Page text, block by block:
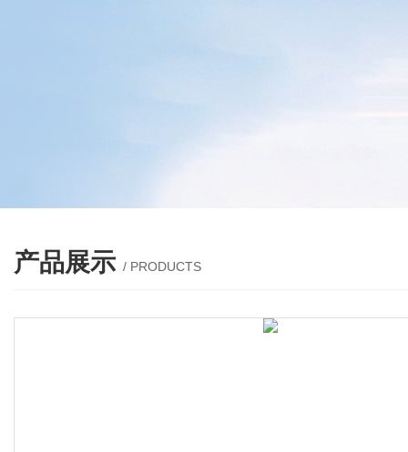
产品展示 / PRODUCTS